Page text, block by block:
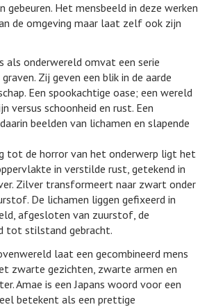
gebeuren. Het mensbeeld in deze werken
de omgeving maar laat zelf ook zijn
als onderwereld omvat een serie
Zij geven een blik in de aarde
Een spookachtige oase; een wereld
versus schoonheid en rust. Een
beelden van lichamen en slapende
tot de horror van het onderwerp ligt het
in verstilde rust, getekend in
Zilver transformeert naar zwart onder
De lichamen liggen gefixeerd in
afgesloten van zuurstof, de
tot stilstand gebracht.
laat een gecombineerd mens
zwarte gezichten, zwarte armen en
Amae is een Japans woord voor een
betekent als een prettige